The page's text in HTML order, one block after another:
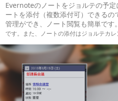
Evernoteのノートをジョルテの予
ートを添付（複数添付可）できるの
管理ができ、ノート閲覧も簡単です。
です。また、ノートの添付はジョルテカレ